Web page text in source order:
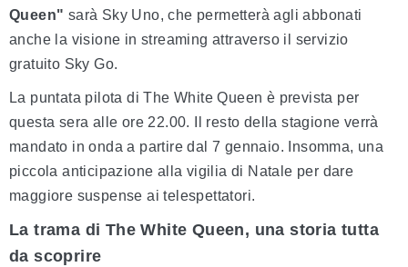
Queen" sarà Sky Uno, che permetterà agli abbonati
anche la visione in streaming attraverso il servizio
gratuito Sky Go.
La puntata pilota di The White Queen è prevista per
questa sera alle ore 22.00. Il resto della stagione verrà
mandato in onda a partire dal 7 gennaio. Insomma, una
piccola anticipazione alla vigilia di Natale per dare
maggiore suspense ai telespettatori.
La trama di The White Queen, una storia tutta
da scoprire